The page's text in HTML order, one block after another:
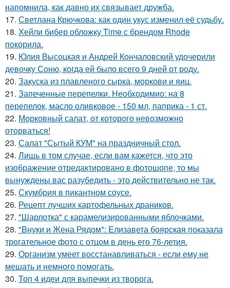
напомнила, как давно их связывает дружба.
17. Светлана Крючкова: как один укус изменил её судьбу.
18. Хейли бибер обложку Time с брендом Rhode
покорила.
19. Юлия Высоцкая и Андрей Кончаловский удочерили
девочку Соню, когда ей было всего 9 дней от роду.
20. Закуска из плавленого сырка, моркови и яиц.
21. Запеченные перепелки. Необходимио: на 8
перепелок, масло оливковое - 150 мл, паприка - 1 ст.
22. Морковный салат, от которого невозможно
оторваться!
23. Салат "Сытый КУМ" на праздничный стол.
24. Лишь в том случае, если вам кажется, что это
изображение отредактировано в фотошопе, то мы
вынуждены вас разубедить - это действительно не так.
25. Скумбрия в пикантном соусе.
26. Рецепт лучших картофельных драников.
27. "Шарлотка" с карамелизированными яблочками.
28. "Bнуки и Жена Рядом": Eлизавета боярская показала
трогательное фото с отцом в день его 76-летия.
29. Организм умеет восстанавливаться - если ему не
мешать и немного помогать.
30. Топ 4 идеи для выпечки из творога.